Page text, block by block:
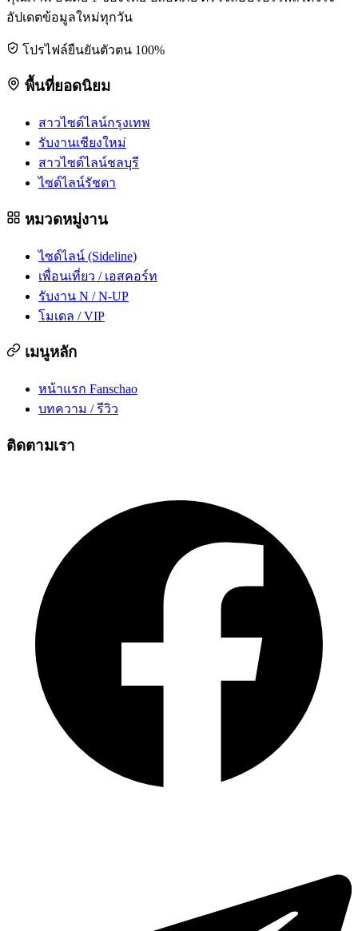
อัปเดตข้อมูลใหม่ทุกวัน
โปรไฟล์ยืนยันตัวตน 100%
พื้นที่ยอดนิยม
สาวไซด์ไลน์กรุงเทพ
รับงานเชียงใหม่
สาวไซด์ไลน์ชลบุรี
ไซด์ไลน์รัชดา
หมวดหมู่งาน
ไซด์ไลน์ (Sideline)
เพื่อนเที่ยว / เอสคอร์ท
รับงาน N / N-UP
โมเดล / VIP
เมนูหลัก
หน้าแรก Fanschao
บทความ / รีวิว
ติดตามเรา